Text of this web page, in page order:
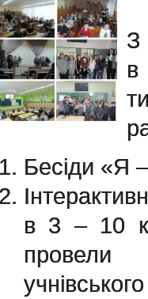
З
Бесіди «Я
в 3 – 10
провели